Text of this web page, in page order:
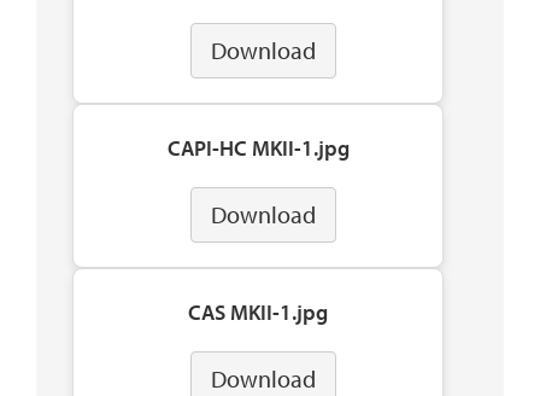
Download
CAPI-HC MKII-1.jpg
Download
CAS MKII-1.jpg
Download